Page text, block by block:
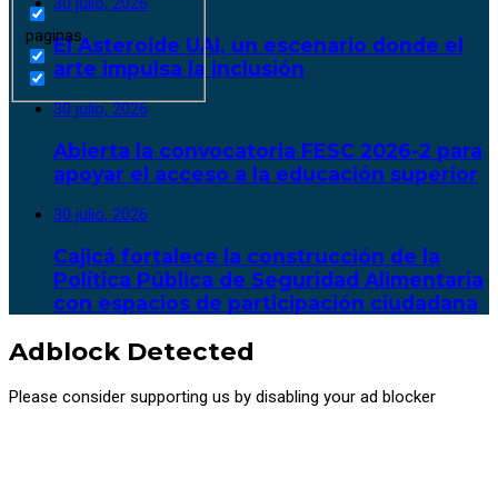
paginasEl Asteroide UAI, un escenario donde el
arte impulsa la inclusión
30 julio, 2026
Abierta la convocatoria FESC 2026-2 para
apoyar el acceso a la educación superior
30 julio, 2026
Cajicá fortalece la construcción de la
Política Pública de Seguridad Alimentaria
con espacios de participación ciudadana
Adblock Detected
Please consider supporting us by disabling your ad blocker